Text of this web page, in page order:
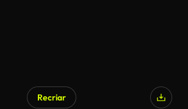
Recriar